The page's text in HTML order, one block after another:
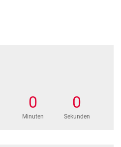
0
Minuten
0
Sekunden